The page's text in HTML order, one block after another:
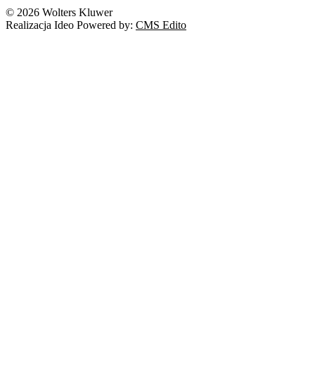
© 2026 Wolters Kluwer
Realizacja Ideo Powered by: CMS Edito